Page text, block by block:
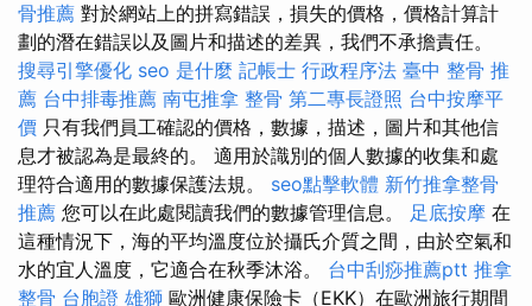
骨推薦 對於網站上的拼寫錯誤，損失的價格，價格計算計
劃的潛在錯誤以及圖片和描述的差異，我們不承擔責任。
搜尋引擎優化 seo 是什麼 記帳士 行政程序法 臺中 整骨 推
薦 台中排毒推薦 南屯推拿 整骨 第二專長證照 台中按摩平
價 只有我們員工確認的價格，數據，描述，圖片和其他信
息才被認為是最終的。 適用於識別的個人數據的收集和處
理符合適用的數據保護法規。 seo點擊軟體 新竹推拿整骨
推薦 您可以在此處閱讀我們的數據管理信息。 足底按摩 在
這種情況下，海的平均溫度位於攝氏介質之間，由於空氣和
水的宜人溫度，它適合在秋季沐浴。 台中刮痧推薦ptt 推拿
整骨 台胞證 雄獅 歐洲健康保險卡（EKK）在歐洲旅行期間